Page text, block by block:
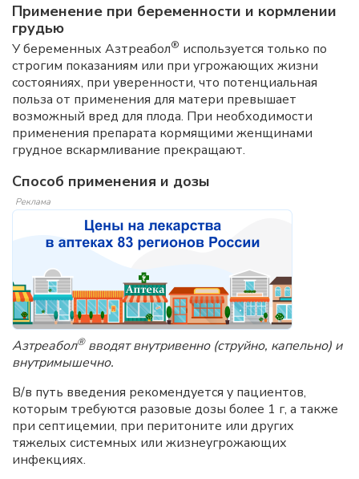
Применение при беременности и кормлении
грудью
У беременных Азтреабол® используется только по
строгим показаниям или при угрожающих жизни
состояниях, при уверенности, что потенциальная
польза от применения для матери превышает
возможный вред для плода. При необходимости
применения препарата кормящими женщинами
грудное вскармливание прекращают.
Способ применения и дозы
Реклама
Азтреабол®вводят внутривенно (струйно, капельно) и
внутримышечно.
В/в путь введения рекомендуется у пациентов,
которым требуются разовые дозы более 1 г, а также
при септицемии, при перитоните или других
тяжелых системных или жизнеугрожающих
инфекциях.